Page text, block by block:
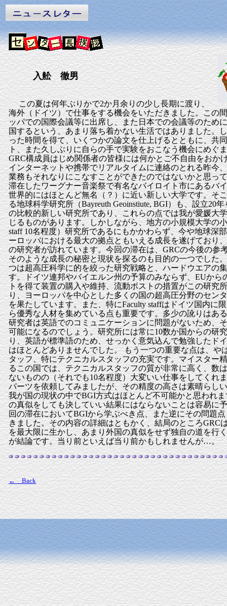
入舩 徹男
この夏は何年ぶりかで2か月余りの少し長期に渡り、
海外（ドイツ）で仕事をする機会をいただきました。この
ッパでの国際会議等に出席し、また日本での会議等のため
国するという、あまり落ち着かない生活ではありました。
った時間を得て、いくつかの論文を仕上げるとともに、共
ト、また久しぶりに自らの手で実験をおこなう機会にめぐ
GRC構成員はじめ関係者の皆様には何かとご不自由をおか
インターネットや携帯でリアルタイムに連絡のとれる昨今
業務もそれなりにこなすことができたのではないかと思っ
滞在したワーグナー音楽祭で有名なバイロイト市にあるバ
世界的にはほとんど無名（？）に近い新しい大学です。そ
る地球科学研究所（Bayreuth Geoinstiute, BGI）も、設立20
の比較的新しい研究所であり、これらの点では我が愛媛大
じるものがあります。しかしながら、地方の小規模大学の
staff 10名程度）研究所であるにもかかわらず、今や地球深
ーロッパにおける最大の拠点ともいえる成長を遂げており
の研究者が訪れています。今回の滞在は、GRCの今後の参
そのような成長の秘密と現状を探るのも目的の一つでした
つは超高圧科学に的を絞った研究戦略と、ハードウエアの
す。ドイツ連邦やバイエルン州の予算のみならず、EUから
トを得て装置の購入や維持、流動ポストの措置がこの研究
り、ヨーロッパを中心とした多くの国の超高圧分野のセン
を果たしています。また、特にFaculty staffはドイツ国内に
ら優秀な人材を集めている点も重要です。多少の訛りはあ
研究者は英語でのコミュニケーションに問題がないため、
可能になるのでしょう。研究所には常に10数か国からの研
り、英語が標準語のため、せっかく意気込んで勉強したド
はほとんどありませんでした。 もう一つの重要な点は、や
タッフ、特にテクニカルスタッフの充実です。マイスター
るこの国では、テクニカルスタッフの質が非常に高く、数
ないものの（それでも10名程度）大変いい仕事をしてくれ
パーツを依頼してみましたが、その精度の高さは素晴らし
我が国の現状の中でBGI方式はほとんど不可能かと思われ
の真似をしても決していい結果にはならないことは容易に
回の滞在においてBGIから学ぶべき点、また逆にその問題
きました。その内容の詳細はともかく、結局のところGRC
を最大限に生かし、あまり外国の真似をせず独自の道を行
が結論です。当り前といえば当り前かもしれませんが…。
← Back